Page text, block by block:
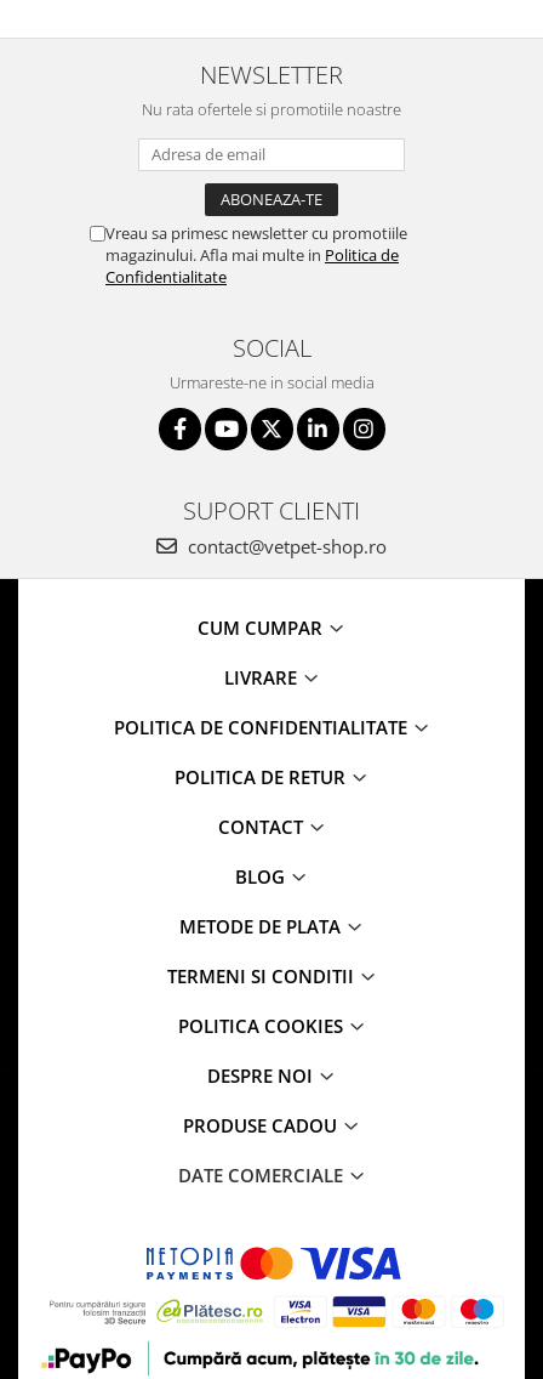
NEWSLETTER
Nu rata ofertele si promotiile noastre
Vreau sa primesc newsletter cu promotiile
magazinului. Afla mai multe in Politica de
Confidentialitate
SOCIAL
Urmareste-ne in social media
SUPORT CLIENTI
contact@vetpet-shop.ro
CUM CUMPAR
LIVRARE
POLITICA DE CONFIDENTIALITATE
POLITICA DE RETUR
CONTACT
BLOG
METODE DE PLATA
TERMENI SI CONDITII
POLITICA COOKIES
DESPRE NOI
PRODUSE CADOU
DATE COMERCIALE